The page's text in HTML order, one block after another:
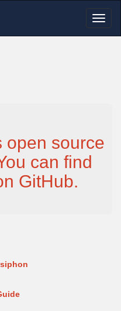
open source
can find
GitHub.